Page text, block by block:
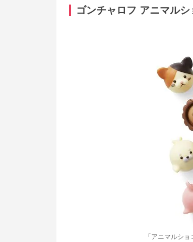
ゴンチャロフ アニマル
「アニマルシ